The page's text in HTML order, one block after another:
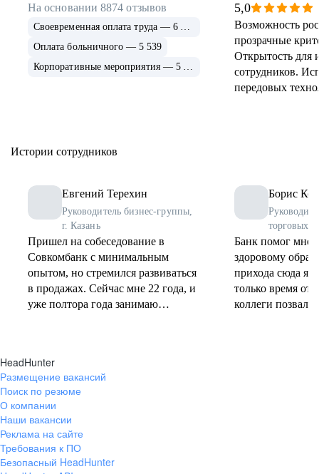
На основании8874 отзывов
Своевременная оплата труда — 6 915
Оплата больничного — 5 539
Корпоративные мероприятия — 5 339
5,0
Возможность
прозрачные
Открытость для
сотрудников.
передовых
Истории сотрудников
Евгений Терехин
Руководитель бизнес-группы,
г. Казань
Пришел на собеседование в
Совкомбанк с минимальным
опытом, но стремился развиваться
в продажах. Сейчас мне 22 года, и
уже полтора года занимаю
образование. Молодежь сегодня
задаёт тренды и меняет рынок
труда, и горжусь тем, что являюсь
Борис
торговых
Банк помог мне
здоровому
прихода сюда я
только время от
коллеги позвали
HeadHunter
Размещение вакансий
Поиск по резюме
О компании
Наши вакансии
Реклама на сайте
Требования к ПО
Безопасный HeadHunter